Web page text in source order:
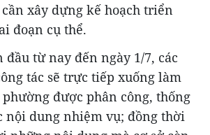
cần xây dựng kế hoạch triển
đoạn cụ thể.
đầu từ nay đến ngày 1/7, các
tác sẽ trực tiếp xuống làm
được phân công, thống
nội dung nhiệm vụ; đồng thời